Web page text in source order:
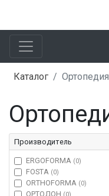
Каталог Ортопедия
Производитель
ERGOFORMA (0)
FOSTA (0)
ORTHOFORMA (0)
ОРТОДОН (0)